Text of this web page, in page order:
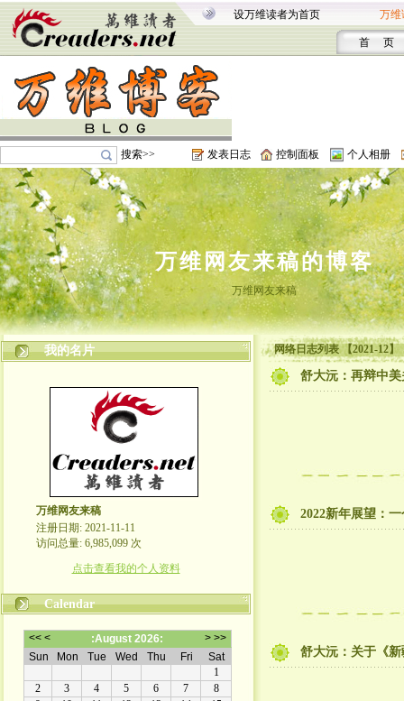
设万维读者为首页 万维
首 页
搜索>> 发表日志 控制面板 个人相册
万维网友来稿的博客
万维网友来稿
我的名片
万维网友来稿
注册日期: 2021-11-11
访问总量: 6,985,099 次
点击查看我的个人资料
Calendar
网络日志列表 【2021-12】
舒大沅：再辩中美
2022新年展望：
舒大沅：关于《